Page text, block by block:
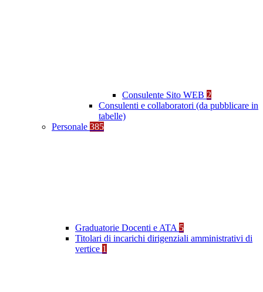
Consulente Sito WEB 2
Consulenti e collaboratori (da pubblicare in
tabelle)
Personale 385
Graduatorie Docenti e ATA 5
Titolari di incarichi dirigenziali amministrativi di
vertice 1